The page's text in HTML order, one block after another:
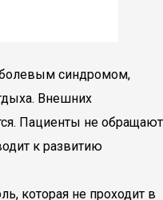
болевым синдромом,
Внешних
Пациенты не обращают
к развитию
которая не проходит в